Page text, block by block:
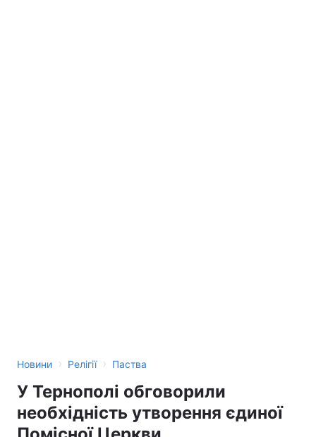
Новини › Релігії › Паства
У Тернополі обговорили
необхідність утворення єдиної